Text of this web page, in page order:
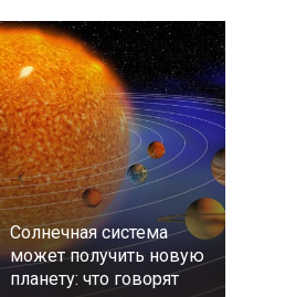
Солнечная система
может получить новую
планету: что говорят